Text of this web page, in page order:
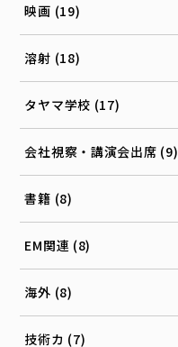
映画 (19)
溶射 (18)
タヤマ学校 (17)
会社視察・講演会出席 (9)
書籍 (8)
EM関連 (8)
海外 (8)
技術カ (7)